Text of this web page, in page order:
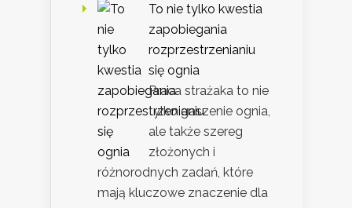
To nie tylko kwestia
zapobiegania
rozprzestrzenianiu
się ognia
Praca strażaka to nie
tylko gaszenie ognia,
ale także szereg
złożonych i
różnorodnych zadań, które
mają kluczowe znaczenie dla